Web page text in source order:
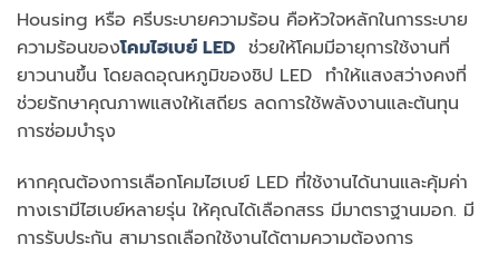
Housing หรือ ครีบระบายความร้อน คือหัวใจหลักในการระบาย
ความร้อนของโคมไฮเบย์ LED ช่วยให้โคมมีอายุการใช้งานที่
ยาวนานขึ้น โดยลดอุณหภูมิของชิป LED ทำให้แสงสว่างคงที่
ช่วยรักษาคุณภาพแสงให้เสถียร ลดการใช้พลังงานและต้นทุน
การซ่อมบำรุง
หากคุณต้องการเลือกโคมไฮเบย์ LED ที่ใช้งานได้นานและคุ้มค่า
ทางเรามีไฮเบย์หลายรุ่น ให้คุณได้เลือกสรร มีมาตราฐานมอก. มี
การรับประกัน สามารถเลือกใช้งานได้ตามความต้องการ